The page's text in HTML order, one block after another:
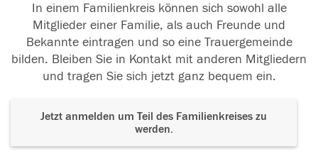
In einem Familienkreis können sich sowohl alle
Mitglieder einer Familie, als auch Freunde und
Bekannte eintragen und so eine Trauergemeinde
bilden. Bleiben Sie in Kontakt mit anderen Mitgliedern
und tragen Sie sich jetzt ganz bequem ein.
Jetzt anmelden um Teil des Familienkreises zu
werden.